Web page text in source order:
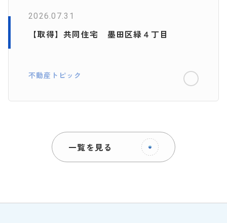
2026.07.31
【取得】共同住宅 墨田区緑４丁目
不動産トピック
一覧を見る